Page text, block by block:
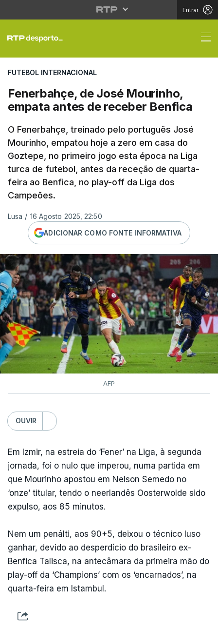
Entrar
Fenerbahçe, de José
FUTEBOL INTERNACIONAL
Fenerbahçe, de José Mourinho,
empata antes de receber Benfica
O Fenerbahçe, treinado pelo português José
Mourinho, empatou hoje a zero em casa do
Goztepe, no primeiro jogo esta época na Liga
turca de futebol, antes da receção de quarta-
feira ao Benfica, no play-off da Liga dos
Campeões.
Lusa / 16 Agosto 2025, 22:50
ADICIONAR COMO FONTE INFORMATIVA
AFP
OUVIR
Em Izmir, na estreia do ‘Fener’ na Liga, à segunda
jornada, foi o nulo que imperou, numa partida em
que Mourinho apostou em Nelson Semedo no
‘onze’ titular, tendo o neerlandês Oosterwolde sido
expulso, aos 85 minutos.
Nem um penálti, aos 90+5, deixou o técnico luso
ganhar, devido ao desperdício do brasileiro ex-
Benfica Talisca, na antecâmara da primeira mão do
play-off da ‘Champions’ com os ‘encarnados’, na
quarta-feira em Istambul.